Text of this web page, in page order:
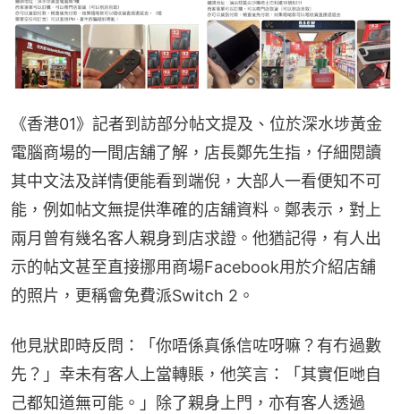
《香港01》記者到訪部分帖文提及、位於深水埗黃金
電腦商場的一間店舖了解，店長鄭先生指，仔細閱讀
其中文法及詳情便能看到端倪，大部人一看便知不可
能，例如帖文無提供準確的店舖資料。鄭表示，對上
兩月曾有幾名客人親身到店求證。他猶記得，有人出
示的帖文甚至直接挪用商場Facebook用於介紹店舖
的照片，更稱會免費派Switch 2。
他見狀即時反問：「你唔係真係信咗呀嘛？有冇過數
先？」幸未有客人上當轉賬，他笑言：「其實佢哋自
己都知道無可能。」除了親身上門，亦有客人透過